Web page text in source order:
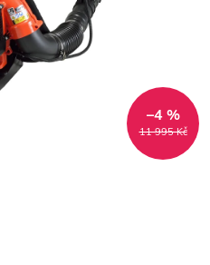
11 995 Kč
–4 %